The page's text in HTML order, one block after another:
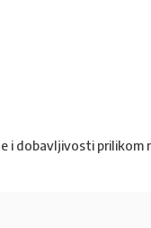
i dobavljivosti prilikom